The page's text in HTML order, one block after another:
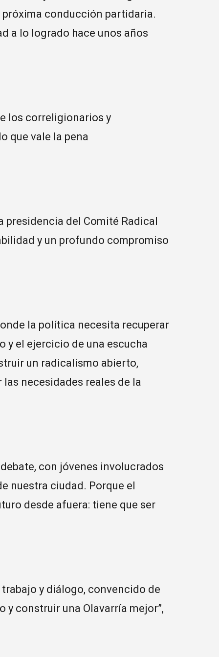
conducción partidaria.
a lo logrado hace unos años
los correligionarios y
que vale la pena
presidencia del Comité Radical
y un profundo compromiso
la política necesita recuperar
y el ejercicio de una escucha
un radicalismo abierto,
necesidades reales de la
con jóvenes involucrados
nuestra ciudad. Porque el
desde afuera: tiene que ser
y diálogo, convencido de
construir una Olavarría mejor”,